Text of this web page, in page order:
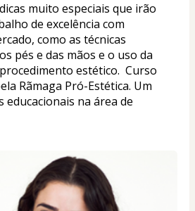
muito especiais que irão
de excelência com
como as técnicas
pés e das mãos e o uso da
estético.  Curso
Rãmaga Pró-Estética. Um
educacionais na área de